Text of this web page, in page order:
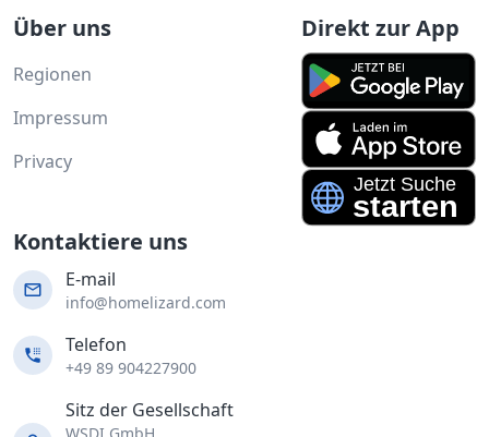
Über uns
Regionen
Impressum
Privacy
Direkt zur App
Kontaktiere uns
E-mail
info@homelizard.com
Telefon
+49 89 904227900
Sitz der Gesellschaft